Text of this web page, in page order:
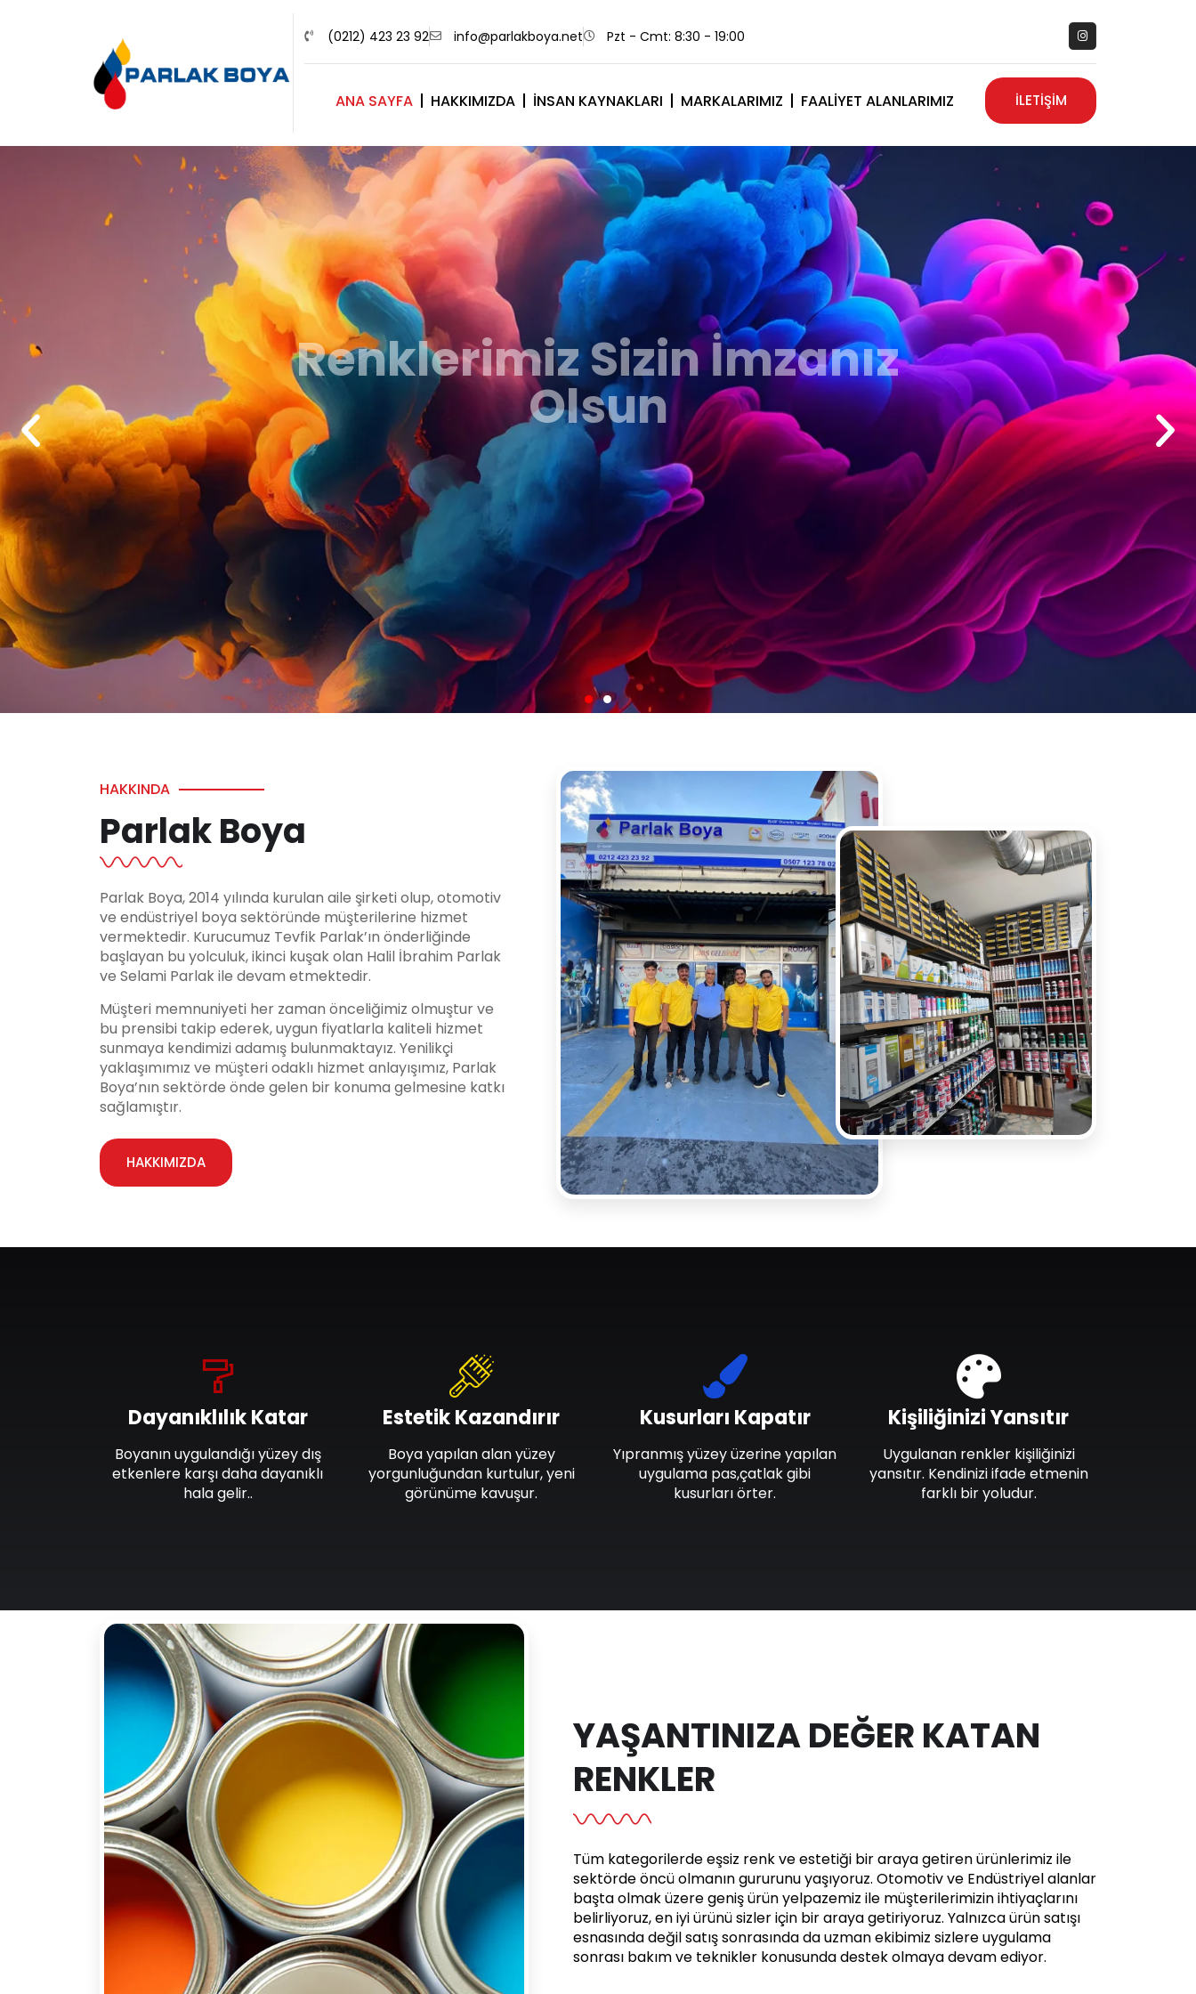
(0212) 423 23 92 info@parlakboya.net Pzt - Cmt: 8:30 - 19:00
ANA SAYFA HAKKIMIZDA İNSAN KAYNAKLARI MARKALARIMIZ FAALIYET ALANLARIMIZ İLETİŞİM
Renklerimiz Sizin İmzanız
Olsun
HAKKINDA
Parlak Boya
Parlak Boya, 2014 yılında kurulan aile şirketi olup, otomotiv
ve endüstriyel boya sektöründe müşterilerine hizmet
vermektedir. Kurucumuz Tevfik Parlak’ın önderliğinde
başlayan bu yolculuk, ikinci kuşak olan Halil İbrahim Parlak
ve Selami Parlak ile devam etmektedir.
Müşteri memnuniyeti her zaman önceliğimiz olmuştur ve
bu prensibi takip ederek, uygun fiyatlarla kaliteli hizmet
sunmaya kendimizi adamış bulunmaktayız. Yenilikçi
yaklaşımımız ve müşteri odaklı hizmet anlayışımız, Parlak
Boya’nın sektörde önde gelen bir konuma gelmesine katkı
sağlamıştır.
HAKKIMIZDA
Dayanıklılık Katar
Boyanın uygulandığı yüzey dış
etkenlere karşı daha dayanıklı
hala gelir..
Estetik Kazandırır
Boya yapılan alan yüzey
yorgunluğundan kurtulur, yeni
görünüme kavuşur.
Kusurları Kapatır
Yıpranmış yüzey üzerine yapılan
uygulama pas,çatlak gibi
kusurları örter.
Kişiliğinizi Yansıtır
Uygulanan renkler kişiliğinizi
yansıtır. Kendinizi ifade etmenin
farklı bir yoludur.
YAŞANTINIZA DEĞER KATAN
RENKLER
Tüm kategorilerde eşsiz renk ve estetiği bir araya getiren ürünlerimiz ile
sektörde öncü olmanın gururunu yaşıyoruz. Otomotiv ve Endüstriyel alanlar
başta olmak üzere geniş ürün yelpazemiz ile müşterilerimizin ihtiyaçlarını
belirliyoruz, en iyi ürünü sizler için bir araya getiriyoruz. Yalnızca ürün satışı
esnasında değil satış sonrasında da uzman ekibimiz sizlere uygulama
sonrası bakım ve teknikler konusunda destek olmaya devam ediyor.